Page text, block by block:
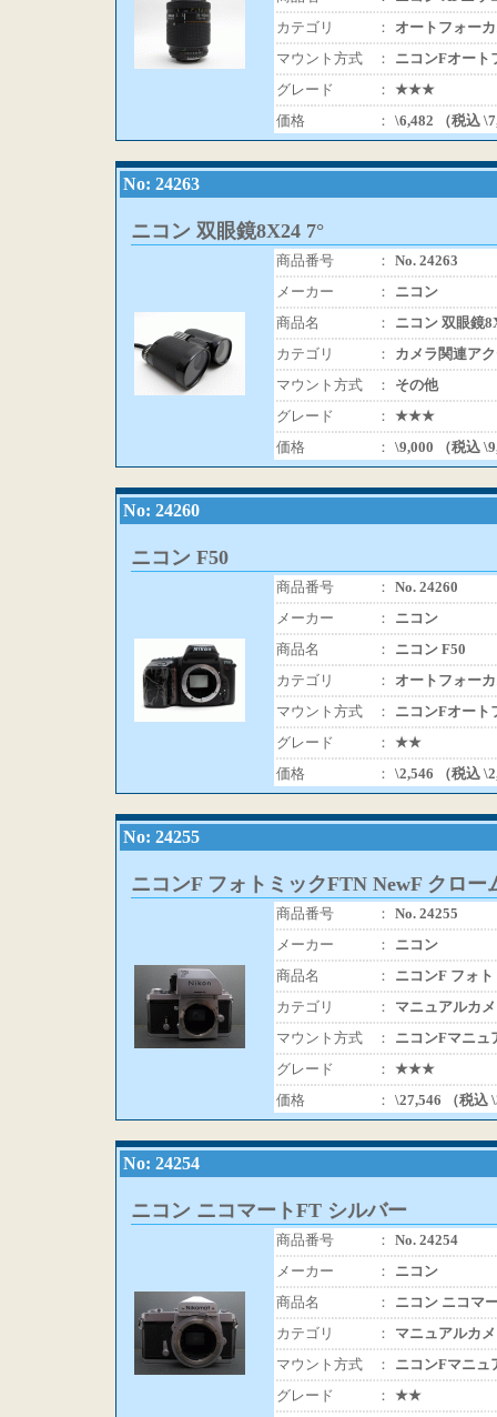
カテゴリ
：
オートフォー
マウント方式
：
ニコンFオート
グレード
： ★★★
価格
： \6,482 （税込
No: 24263
ニコン 双眼鏡8X24 7°
商品番号 ： No. 24263
メーカー
：
ニコン
商品名
：
ニコン 双眼鏡
カテゴリ
：
カメラ関連ア
マウント方式
：
その他
グレード
： ★★★
価格
： \9,000 （税込
No: 24260
ニコン F50
商品番号 ： No. 24260
メーカー
：
ニコン
商品名
：
ニコン F50
カテゴリ
：
オートフォー
マウント方式
：
ニコンFオート
グレード
： ★★
価格
： \2,546 （税込
No: 24255
ニコンF フォトミックFTN NewF クロー
商品番号 ： No. 24255
メーカー
：
ニコン
商品名
：
ニコンF フォ
カテゴリ
：
マニュアルカ
マウント方式
：
ニコンFマニュ
グレード
： ★★★
価格
： \27,546 （税込
No: 24254
ニコン ニコマートFT シルバー
商品番号 ： No. 24254
メーカー
：
ニコン
商品名
：
ニコン ニコマ
カテゴリ
：
マニュアルカ
マウント方式
：
ニコンFマニュ
グレード
： ★★